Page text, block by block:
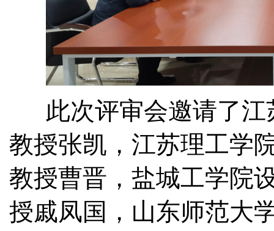
此次评审会邀请了江
教授张凯，江苏理工学
教授曹晋，盐城工学院
授戚凤国，山东师范大